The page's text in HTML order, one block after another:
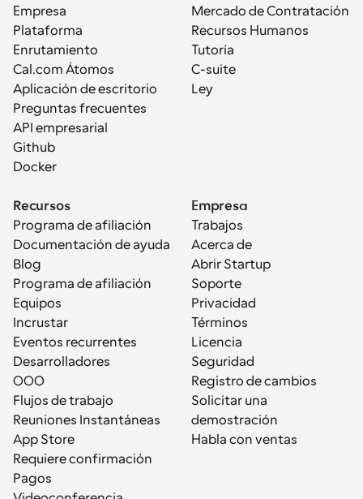
Empresa
Plataforma
Enrutamiento
Cal.com Átomos
Aplicación de escritorio
Preguntas frecuentes
API empresarial
Github
Docker
Mercado de Contratación
Recursos Humanos
Tutoría
C-suite
Ley
Recursos
Programa de afiliación
Documentación de ayuda
Blog
Programa de afiliación
Equipos
Incrustar
Eventos recurrentes
Desarrolladores
OOO
Flujos de trabajo
Reuniones Instantáneas
App Store
Requiere confirmación
Pagos
Empresa
Trabajos
Acerca de
Abrir Startup
Soporte
Privacidad
Términos
Licencia
Seguridad
Registro de cambios
Solicitar una
demostración
Habla con ventas